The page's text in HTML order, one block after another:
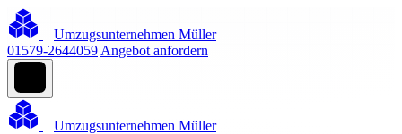
Umzugsunternehmen Müller
01579-2644059 Angebot anfordern
Umzugsunternehmen Müller